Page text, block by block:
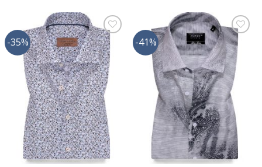
-35%
Προσθήκη
στη Λίστα
Επιθυμίας
-41%
Προσθήκη
στη Λίστα
Επιθυμίας